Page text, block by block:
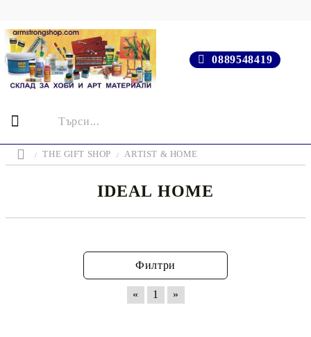
0889548419
THE GIFT SHOP ARTIST & HOME
IDEAL HOME
Филтри
« 1 »